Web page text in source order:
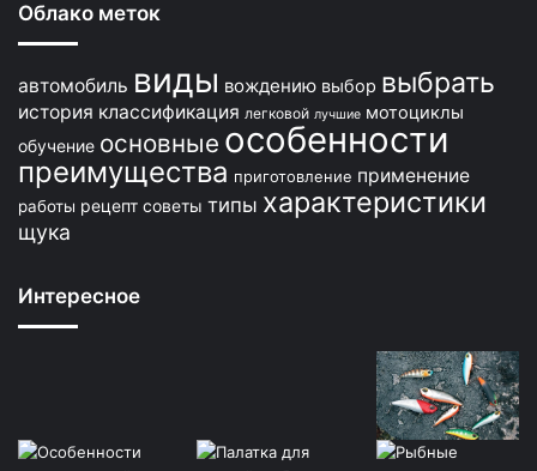
Облако меток
автомобиль виды вождению выбор выбрать
история классификация легковой лучшие мотоциклы
обучение основные особенности
преимущества приготовление применение
работы рецепт советы типы характеристики
щука
Интересное